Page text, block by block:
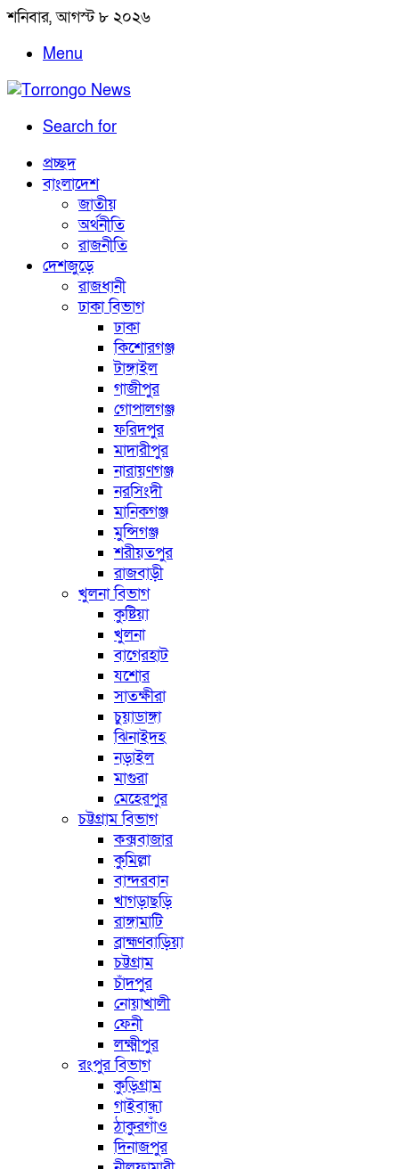
শনিবার, আগস্ট ৮ ২০২৬
Menu
Search for
প্রচ্ছদ
বাংলাদেশ
জাতীয়
অর্থনীতি
রাজনীতি
দেশজুড়ে
রাজধানী
ঢাকা বিভাগ
ঢাকা
কিশোরগঞ্জ
টাঙ্গাইল
গাজীপুর
গোপালগঞ্জ
ফরিদপুর
মাদারীপুর
নারায়ণগঞ্জ
নরসিংদী
মানিকগঞ্জ
মুন্সিগঞ্জ
শরীয়তপুর
রাজবাড়ী
খুলনা বিভাগ
কুষ্টিয়া
খুলনা
বাগেরহাট
যশোর
সাতক্ষীরা
চুয়াডাঙ্গা
ঝিনাইদহ
নড়াইল
মাগুরা
মেহেরপুর
চট্টগ্রাম বিভাগ
কক্সবাজার
কুমিল্লা
বান্দরবান
খাগড়াছড়ি
রাঙ্গামাটি
ব্রাহ্মণবাড়িয়া
চট্টগ্রাম
চাঁদপুর
নোয়াখালী
ফেনী
লক্ষ্মীপুর
রংপুর বিভাগ
কুড়িগ্রাম
গাইবান্ধা
ঠাকুরগাঁও
দিনাজপুর